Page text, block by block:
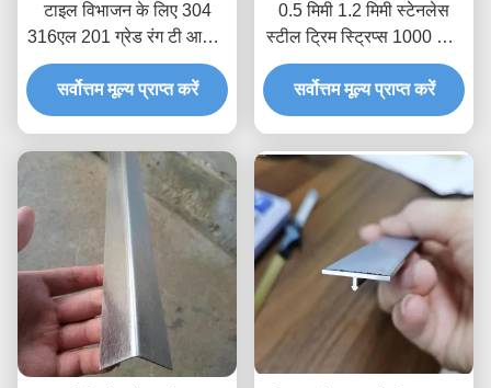
टाइल विभाजन के लिए 304
316एल 201 ग्रेड रंग टी आकार
स्टेनलेस स्टील ट्रिम पट्टी
सर्वोत्तम मूल्य प्राप्त करें
0.5 मिमी 1.2 मिमी स्टेनलेस
स्टील ट्रिम स्ट्रिप्स 1000 मिमी
लंबाई एंटी फ़िंगरप्रिंट
सर्वोत्तम मूल्य प्राप्त करें